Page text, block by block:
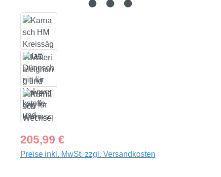
Regulärer Preis:
205,99 €
Preise inkl. MwSt. zzgl. Versandkosten